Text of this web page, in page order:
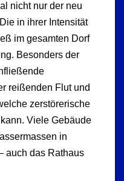
nicht nur der neu
in ihrer Intensität
im gesamten Dorf
Besonders der
reißenden Flut und
zerstörerische
Viele Gebäude
in
auch das Rathaus